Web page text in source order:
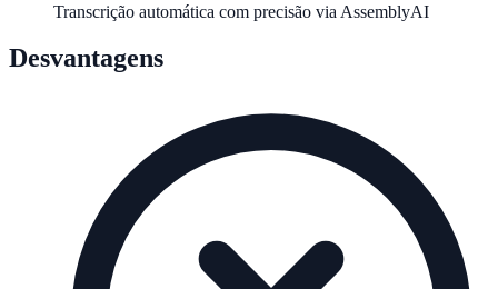
Transcrição automática com precisão via AssemblyAI
Desvantagens